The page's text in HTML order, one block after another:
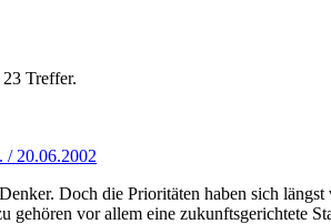
Treffer.
/ 20.06.2002
Doch die Prioritäten haben sich
gehören vor allem eine zukunftsgerichtete